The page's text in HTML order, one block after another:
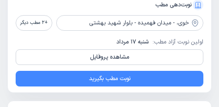
نوبت‌دهی مطب
خوی، - میدان فهمیده - بلوار شهید بهشتی +
2 مطب دیگر
اولین نوبت آزاد مطب: شنبه 17 مرداد
مشاهده پروفایل
نوبت مطب بگیرید